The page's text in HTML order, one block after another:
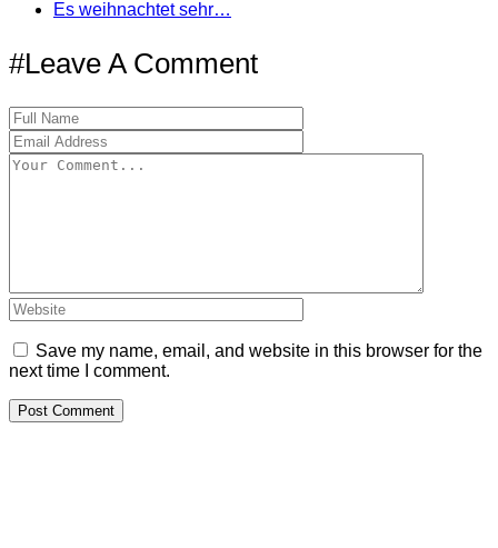
Es weihnachtet sehr…
#Leave A Comment
Save my name, email, and website in this browser for the
next time I comment.